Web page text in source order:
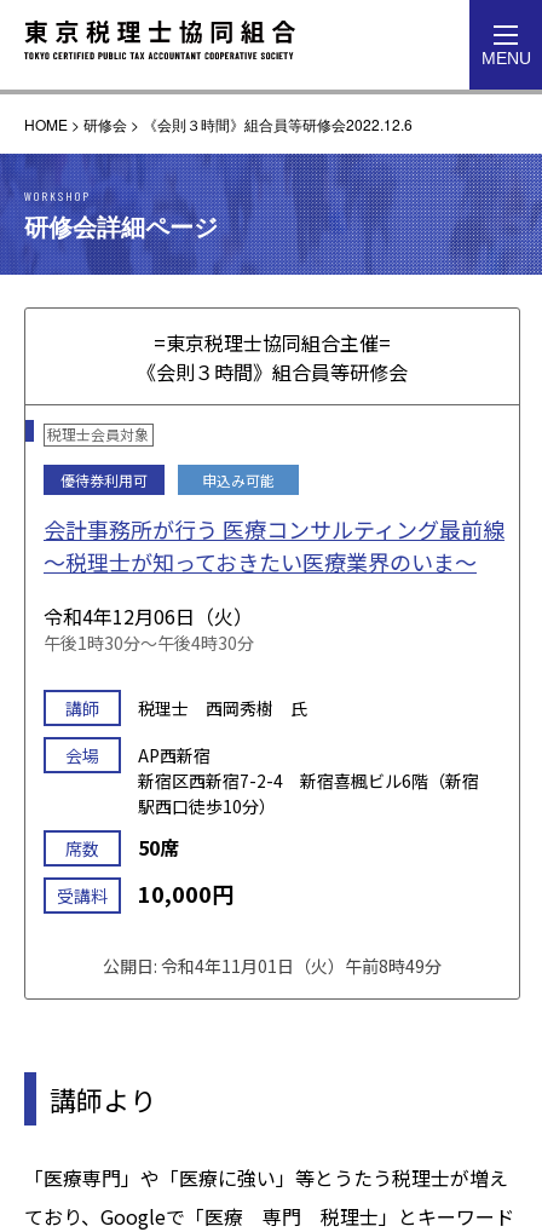
MENU
HOME > 研修会 > 《会則３時間》組合員等研修会2022.12.6
WORKSHOP
研修会詳細ページ
=東京税理士協同組合主催=
《会則３時間》組合員等研修会
税理士会員対象
優待券利用可 申込み可能
会計事務所が行う 医療コンサルティング最前線
～税理士が知っておきたい医療業界のいま～
令和4年12月06日（火）
午後1時30分～午後4時30分
講師
税理士 西岡秀樹 氏
会場
AP西新宿
新宿区西新宿7-2-4 新宿喜楓ビル6階（新宿
駅西口徒歩10分）
席数
50席
受講料 10,000円
公開日: 令和4年11月01日（火）午前8時49分
講師より
「医療専門」や「医療に強い」等とうたう税理士が増え
ており、Googleで「医療 専門 税理士」とキーワード